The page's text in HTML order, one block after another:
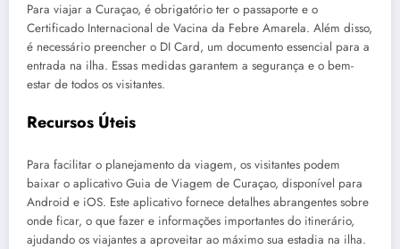
Para viajar a Curaçao, é obrigatório ter o passaporte e o
Certificado Internacional de Vacina da Febre Amarela. Além disso,
é necessário preencher o DI Card, um documento essencial para a
entrada na ilha. Essas medidas garantem a segurança e o bem-
estar de todos os visitantes.
Recursos Úteis
Para facilitar o planejamento da viagem, os visitantes podem
baixar o aplicativo Guia de Viagem de Curaçao, disponível para
Android e iOS. Este aplicativo fornece detalhes abrangentes sobre
onde ficar, o que fazer e informações importantes do itinerário,
ajudando os viajantes a aproveitar ao máximo sua estadia na ilha.